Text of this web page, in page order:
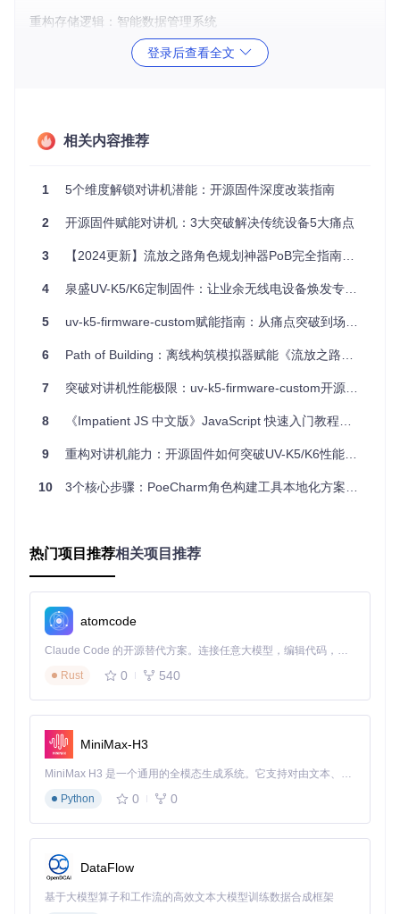
重构存储逻辑：智能数据管理系统
如何解决海量数据的高效管理问题？固件采用分层存储架构，
将关键系统数据与用户配置分离存储，实现：
用户自定义数据（信道列表、快捷键配置）存储在可读写分
区，支持动态更新
储，自动覆盖过期数据
为何在复杂环境中传统对讲机通讯质量急剧下降？开源固件通
过三项核心技术优化信号处理：
自适应滤波算法：动态消除环境噪声，信噪比提升30%
预失真补偿：修正发射信号非线性失真，扩展有效通讯距离
灵敏度增强模式：在弱信号环境下自动提升接收增益，比默
件的频谱分析功能成为户外通讯的"导航系统"：
启动实时频谱扫描（长按侧键3秒）
观察频谱图识别可用频段（避开密集干扰区域）
锁定目标频率并设置为临时信道
通过RSSI指示器实时监测信号质量
注意事项 ：在电磁环境复杂区域，建议开启"抗干扰模式"，虽
然会增加10%功耗，但可使通讯稳定性提升40%。
赛事保障：多团队协同通讯方案
大型活动中如何实现多小组间的有序通讯？固件的多信道分组
功能提供了高效解决方案：
功能
模块
传统对讲
机
信道
16个固定
99个可编程
分组
管理
10个独立分
支持多团队并行通
紧急
呼叫
+振动
提升80%
登录后查看全文
相关内容推荐
1 5个维度解锁对讲机潜能：开源固件深度改装指南
2 开源固件赋能对讲机：3大突破解决传统设备5大痛点
3 【2024更新】流放之路角色规划神器PoB完全指南：从新手到专家的蜕变之路
4 泉盛UV-K5/K6定制固件：让业余无线电设备焕发专业级性能
5 uv-k5-firmware-custom赋能指南：从痛点突破到场景落地的创新实践
6 Path of Building：离线构筑模拟器赋能《流放之路》进阶玩家决策
7 突破对讲机性能极限：uv-k5-firmware-custom开源项目赋能无线电爱好者
8 《Impatient JS 中文版》JavaScript 快速入门教程解析
9 重构对讲机能力：开源固件如何突破UV-K5/K6性能边界
10 3个核心步骤：PoeCharm角色构建工具本地化方案全解析
热门项目推荐相关项目推荐
atomcode
Claude Code 的开源替代方案。连接任意大模型，编辑代码，运行命令，自动验证 — 全自动执行。用 Rust 构建，极致性能。 ｜ An open-source alternative to Claude Code. Connect any LLM, edit code, run commands, and verify changes — autonomously. Built in Rust for speed. Get Started
Rust
0 540
MiniMax-H3
MiniMax H3 是一个通用的全模态生成系统。它支持对由文本、图像、视频和音频组成的多模态上下文进行统一理解，并能生成分辨率高达 2K、时长可达 15 秒的带原生立体声音频的视频。得益于面向任务泛化的系统设计，H3 在预训练阶段就已具备广泛的多模态上下文理解与生成能力，能够出色地执行复杂的多模态指令。
Python
0 0
DataFlow
基于大模型算子和工作流的高效文本大模型训练数据合成框架